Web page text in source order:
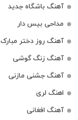
آهنگ باشگاه جدید
مداحی بیس دار
آهنگ روز دختر مبارک
آهنگ زنگ گوشی
آهنگ جشنی مازنی
اهنگ لری
آهنگ افغانی